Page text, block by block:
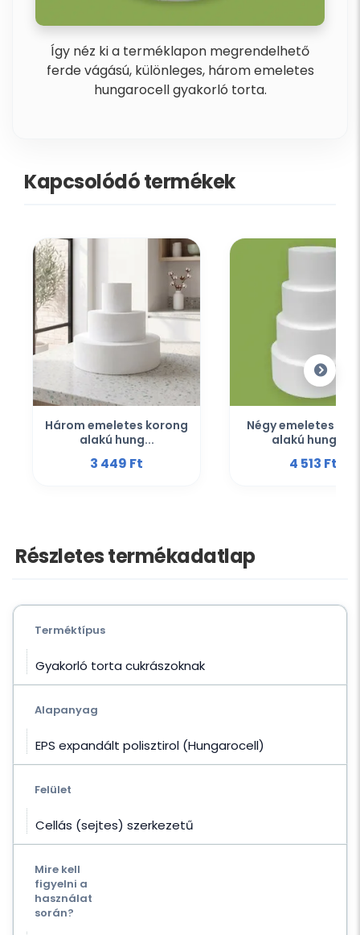
Így néz ki a terméklapon megrendelhető
ferde vágású, különleges, három emeletes
hungarocell gyakorló torta.
Kapcsolódó termékek
Három emeletes korong
alakú hung...
3 449 Ft‎
Négy emeletes
alakú hunga...
4 513 Ft‎
Részletes termékadatlap
Terméktípus
Gyakorló torta cukrászoknak
Alapanyag
EPS expandált polisztirol (Hungarocell)
Felület
Cellás (sejtes) szerkezetű
Mire kell
figyelni a
használat
során?